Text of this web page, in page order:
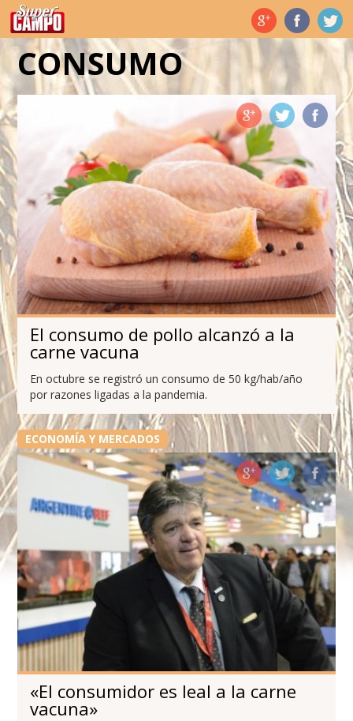
Temas de hoy
CONSUMO
El consumo de pollo alcanzó a la
carne vacuna
En octubre se registró un consumo de 50 kg/hab/año
por razones ligadas a la pandemia.
ECONOMÍA Y MERCADOS
«El consumidor es leal a la carne
vacuna»